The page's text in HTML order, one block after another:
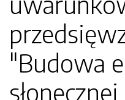
"Budowa